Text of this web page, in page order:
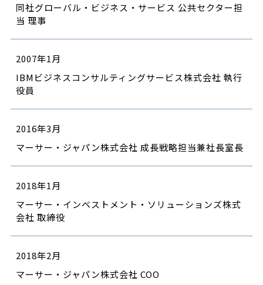
同社グローバル・ビジネス・サービス 公共セクター担
当 理事
2007年1月
IBMビジネスコンサルティングサービス株式会社 執行
役員
2016年3月
マーサー・ジャパン株式会社 成長戦略担当兼社長室長
2018年1月
マーサー・インベストメント・ソリューションズ株式
会社 取締役
2018年2月
マーサー・ジャパン株式会社 COO